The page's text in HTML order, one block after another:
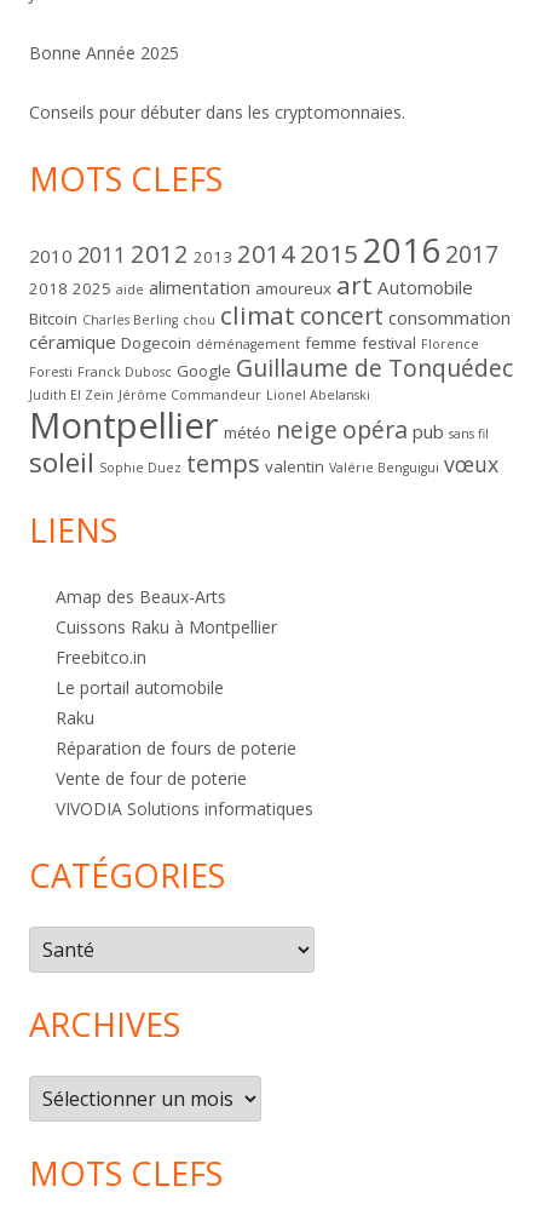
Bonne Année 2025
Conseils pour débuter dans les cryptomonnaies.
MOTS CLEFS
2010 2011 2012 2013 20142015 2016 2017
2018 2025 aide alimentation amoureux art Automobile
Bitcoin Charles Berling chou climat concert consommation
céramique Dogecoin déménagement femme festival Florence
Foresti Franck Dubosc Google Guillaume de Tonquédec
Judith El Zein Jérôme Commandeur Lionel Abelanski
Montpellier météo neige opéra pub sans fil
soleil Sophie Duez temps valentin Valérie Benguigui vœux
LIENS
Amap des Beaux-Arts
Cuissons Raku à Montpellier
Freebitco.in
Le portail automobile
Raku
Réparation de fours de poterie
Vente de four de poterie
VIVODIA Solutions informatiques
CATÉGORIES
Catégories
ARCHIVES
Archives
MOTS CLEFS